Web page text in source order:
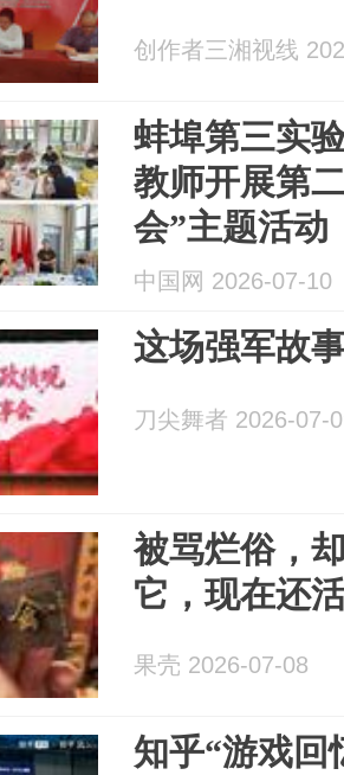
创作者三湘视线
蚌埠第三实
教师开展第
会”主题活动
中国网 2026-07-10
这场强军故
刀尖舞者 2026-07-
被骂烂俗，
它，现在还
果壳 2026-07-08
知乎“游戏回